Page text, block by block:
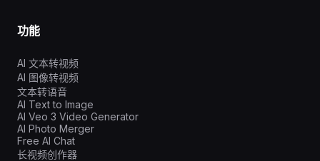
功能
AI 文本转视频
AI 图像转视频
文本转语音
AI Text to Image
AI Veo 3 Video Generator
AI Photo Merger
Free AI Chat
长视频创作器